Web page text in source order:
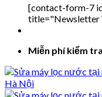
[contact-form-7
title="Newsletter
Miễn phí kiểm